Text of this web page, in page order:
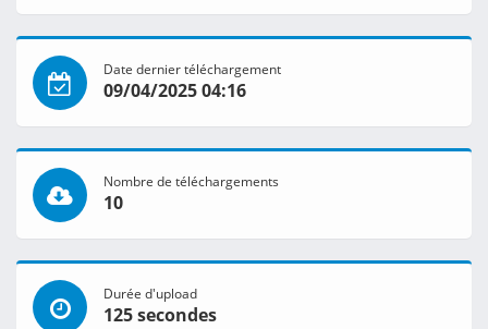
Date dernier téléchargement
09/04/2025 04:16
Nombre de téléchargements
10
Durée d'upload
125 secondes